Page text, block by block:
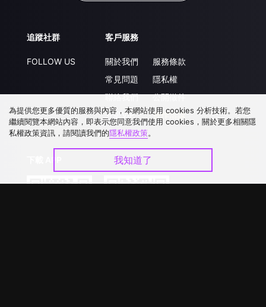
追蹤社群
FOLLOW US
客戶服務
關於我們
常見問題
聯絡我們
升級VIP
服務條款
隱私權
公開徵件
合作洽談
為提供您更多優質的服務與內容，本網站使用 cookies 分析技術。若您
繼續閱覽本網站內容，即表示您同意我們使用 cookies，關於更多相關隱
私權政策資訊，請閱讀我們的隱私權政策。
我知道了